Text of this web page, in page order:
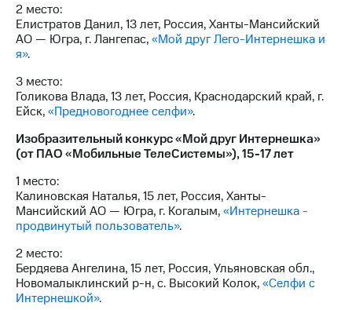
2 место:
Елистратов Данил, 13 лет, Россия, Ханты-Мансийский
АО — Югра, г. Лангепас,«Мой друг Лего-Интернешка и
я».
3 место:
Голикова Влада, 13 лет, Россия, Краснодарский край, г.
Ейск,«Предновогоднее селфи».
Изобразительный конкурс «Мой друг Интернешка»
(от ПАО «Мобильные ТелеСистемы»), 15-17 лет
1 место:
Калиновская Наталья, 15 лет, Россия, Ханты-
Мансийский АО — Югра, г. Когалым,«Интернешка -
продвинутый пользователь».
2 место:
Бердяева Ангелина, 15 лет, Россия, Ульяновская обл.,
Новомалыклинский р-н, с. Высокий Колок,«Селфи с
Интернешкой».